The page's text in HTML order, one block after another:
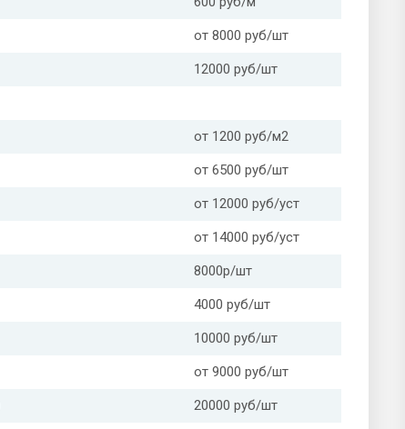
от 8000 руб/шт
12000 руб/шт
от 1200 руб/м2
от 6500 руб/шт
от 12000 руб/уст
от 14000 руб/уст
8000р/шт
4000 руб/шт
10000 руб/шт
от 9000 руб/шт
20000 руб/шт